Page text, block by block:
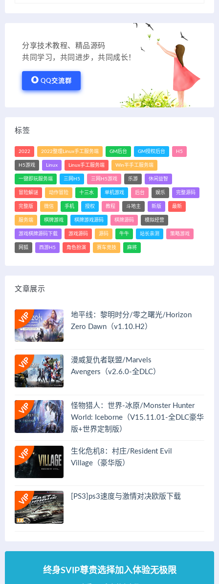
分享技术教程、精品源码
共同学习，共同进步，共同成长！
QQ交流群
标签
2022 2022整理Linux手工服务端 GM后台 GM授权后台 H5
H5游戏 Linux Linux手工服务端 Win半手工服务端
一键即玩服务端 三网H5 三网H5游戏 乐游 休闲益智
冒险解谜 动作冒险 十三水 单机游戏 后台 娱乐 完整源码
完整版 微信 手机 授权 教程 斗地主 新版 最新
服务端 棋牌游戏 棋牌游戏源码 棋牌源码 模拟经营
游戏棋牌源码下载 游戏源码 源码 牛牛 站长亲测 策略游戏
网狐 西游H5 角色扮演 赛车竞技 麻将
文章展示
地平线：黎明时分/零之曙光/Horizon
Zero Dawn（v1.10.H2）
漫威复仇者联盟/Marvels
Avengers（v2.6.0-全DLC）
怪物猎人：世界-冰原/Monster Hunter
World: Iceborne（V15.11.01-全DLC豪华
版+世界定制版）
生化危机8：村庄/Resident Evil
Village（豪华版）
[PS3]ps3速度与激情对决欧版下载
终身SVIP尊贵选择加入体验无极限